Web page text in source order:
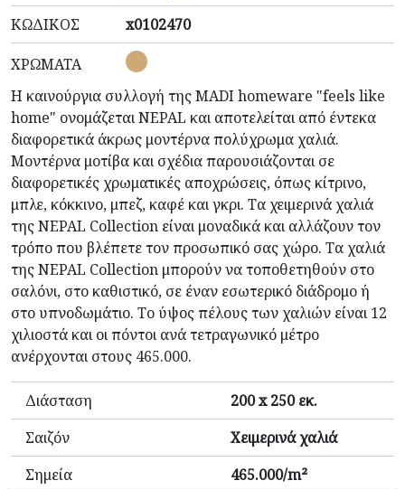
ΚΩΔΙΚΌΣ
x0102470
ΧΡΏΜΑΤΑ
Η καινούργια συλλογή της MADI homeware "feels like
home" ονομάζεται NEPAL και αποτελείται από έντεκα
διαφορετικά άκρως μοντέρνα πολύχρωμα χαλιά.
Μοντέρνα μοτίβα και σχέδιαπαρουσιάζονταισε
διαφορετικές χρωματικές αποχρώσεις, όπως κίτρινο,
μπλε, κόκκινο, μπεζ, καφέ και γκρι. Τα χειμερινά χαλιά
της NEPAL Collection είναι μοναδικά καιαλλάζουντον
τρόπο που βλέπετε τον προσωπικό σας χώρο. Τα χαλιά
της NEPAL Collection μπορούν να τοποθετηθούν στο
σαλόνι, στο καθιστικό, σε έναν εσωτερικό διάδρομο ή
στο υπνοδωμάτιο. Το ύψος πέλους των χαλιών είναι 12
χιλιοστά και οι πόντοι ανά τετραγωνικό μέτρο
ανέρχονται στους 465.000.
Διάσταση
200 x 250 εκ.
Σαιζόν
Χειμερινά χαλιά
Σημεία
465.000/m²